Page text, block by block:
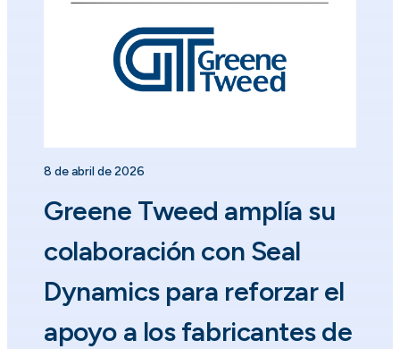
8 de abril de 2026
Greene Tweed amplía su
colaboración con Seal
Dynamics para reforzar el
apoyo a los fabricantes de